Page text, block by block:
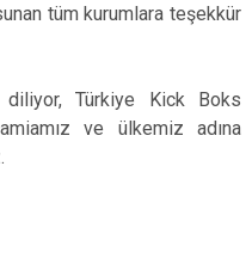
tüm kurumlara teşekkür
diliyor, Türkiye Kick Boks
ve ülkemiz adına